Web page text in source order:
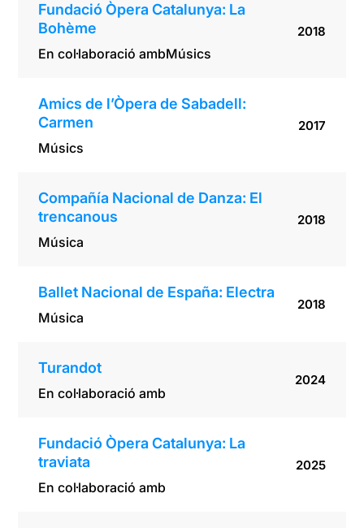
Fundació Òpera Catalunya: La
Bohème
En col·laboració ambMúsics
2018
Amics de l’Òpera de Sabadell:
Carmen
Músics
2017
Compañía Nacional de Danza: El
trencanous
Música
2018
Ballet Nacional de España: Electra
Música
2018
Turandot
En col·laboració amb
2024
Fundació Òpera Catalunya: La
traviata
En col·laboració amb
2025